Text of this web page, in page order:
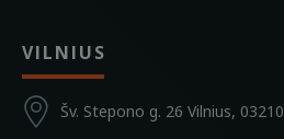
VILNIUS
Šv. Stepono g. 26 Vilnius, 03210